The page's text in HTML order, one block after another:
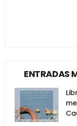
ENTRADAS